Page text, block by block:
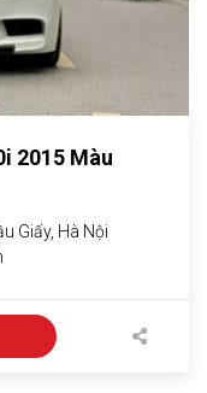
2015 Màu
Giấy, Hà Nội